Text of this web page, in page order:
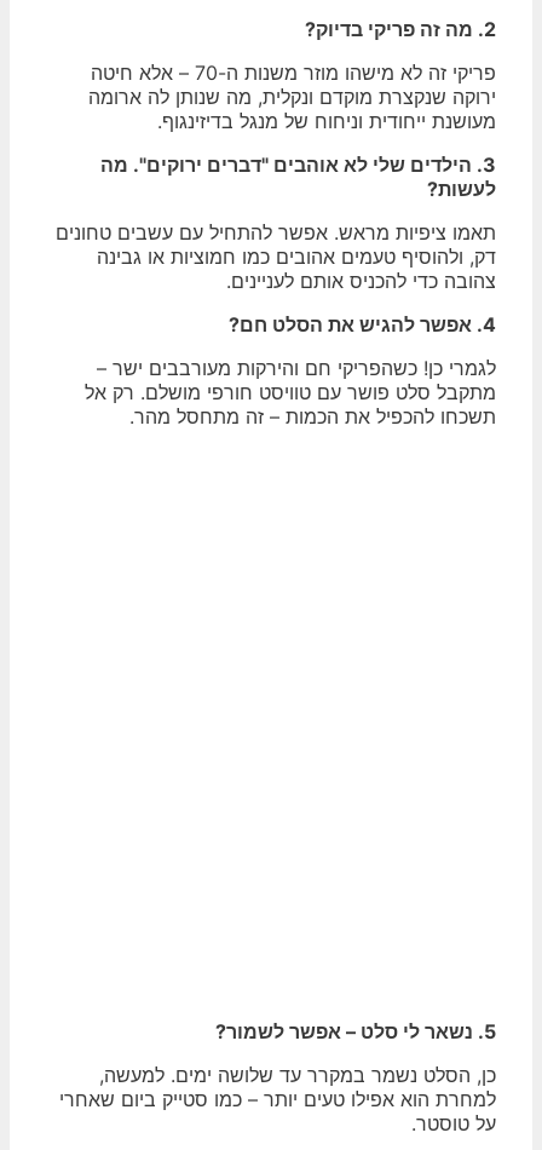
2. מה זה פריקי בדיוק?
פריקי זה לא מישהו מוזר משנות ה-70 – אלא חיטה
ירוקה שנקצרת מוקדם ונקלית, מה שנותן לה ארומה
מעושנת ייחודית וניחוח של מנגל בדיזינגוף.
3. הילדים שלי לא אוהבים "דברים ירוקים". מה
לעשות?
תאמו ציפיות מראש. אפשר להתחיל עם עשבים טחונים
דק, ולהוסיף טעמים אהובים כמו חמוציות או גבינה
צהובה כדי להכניס אותם לעניינים.
4. אפשר להגיש את הסלט חם?
לגמרי כן! כשהפריקי חם והירקות מעורבבים ישר –
מתקבל סלט פושר עם טוויסט חורפי מושלם. רק אל
תשכחו להכפיל את הכמות – זה מתחסל מהר.
5. נשאר לי סלט – אפשר לשמור?
כן, הסלט נשמר במקרר עד שלושה ימים. למעשה,
למחרת הוא אפילו טעים יותר – כמו סטייק ביום שאחרי
על טוסטר.